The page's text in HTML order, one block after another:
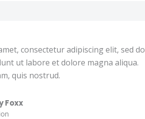
consectetur adipiscing elit, sed do
ut labore et dolore magna aliqua.
quis nostrud.
Foxx